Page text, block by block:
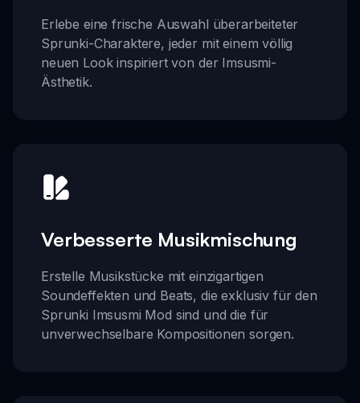
Erlebe eine frische Auswahl überarbeiteter
Sprunki-Charaktere, jeder mit einem völlig
neuen Look inspiriert von der Imsusmi-
Ästhetik.
Verbesserte Musikmischung
Erstelle Musikstücke mit einzigartigen
Soundeffekten und Beats, die exklusiv für den
Sprunki Imsusmi Mod sind und die für
unverwechselbare Kompositionen sorgen.